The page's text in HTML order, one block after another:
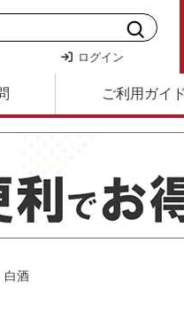
ログイン
ご利用ガイド
白酒